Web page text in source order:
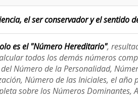
el ser conservador y el sentido
es el "Número Hereditario",
todos los demás números
Número de la Personalidad,
Número de las Iniciales, el
sobre los Números Dominantes,